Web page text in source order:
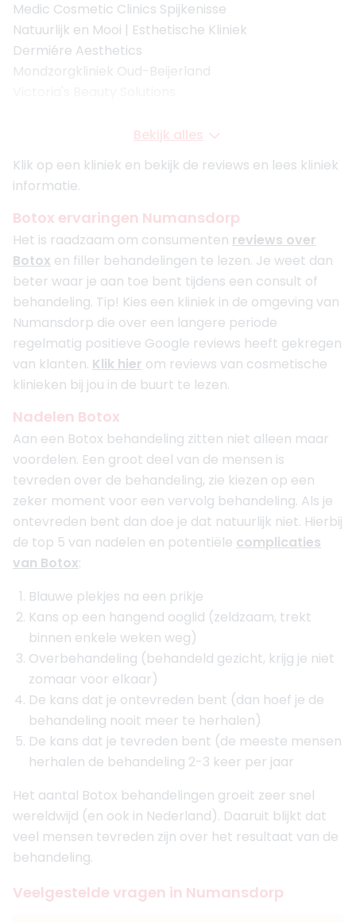
Medic Cosmetic Clinics Spijkenisse
Natuurlijk en Mooi | Esthetische Kliniek
Dermiére Aesthetics
Mondzorgkliniek Oud-Beijerland
Bekijk alles
Klik op een kliniek en bekijk de reviews en lees kliniek
informatie.
Botox ervaringen Numansdorp
Het is raadzaam om consumenten reviews over
Botox en filler behandelingen te lezen. Je weet dan
beter waar je aan toe bent tijdens een consult of
behandeling. Tip! Kies een kliniek in de omgeving van
Numansdorp die over een langere periode
regelmatig positieve Google reviews heeft gekregen
van klanten. Klik hier om reviews van cosmetische
klinieken bij jou in de buurt te lezen.
Nadelen Botox
Aan een Botox behandeling zitten niet alleen maar
voordelen. Een groot deel van de mensen is
tevreden over de behandeling, zie kiezen op een
zeker moment voor een vervolg behandeling. Als je
ontevreden bent dan doe je dat natuurlijk niet. Hierbij
de top 5 van nadelen en potentiële complicaties
van Botox:
Blauwe plekjes na een prikje
Kans op een hangend ooglid (zeldzaam, trekt
binnen enkele weken weg)
Overbehandeling (behandeld gezicht, krijg je niet
zomaar voor elkaar)
De kans dat je ontevreden bent (dan hoef je de
behandeling nooit meer te herhalen)
De kans dat je tevreden bent (de meeste mensen
herhalen de behandeling 2-3 keer per jaar
Het aantal Botox behandelingen groeit zeer snel
wereldwijd (en ook in Nederland). Daaruit blijkt dat
veel mensen tevreden zijn over het resultaat van de
behandeling.
Veelgestelde vragen in Numansdorp